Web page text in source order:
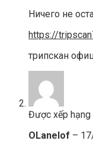
Ничего не
https://
трипскан
Được xếp hạng
OLanelof –